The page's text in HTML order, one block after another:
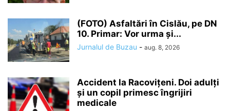
(FOTO) Asfaltări în Cislău, pe DN
10. Primar: Vor urma și...
Jurnalul de Buzau - aug. 8, 2026
Accident la Racovițeni. Doi adulți
și un copil primesc îngrijiri
medicale